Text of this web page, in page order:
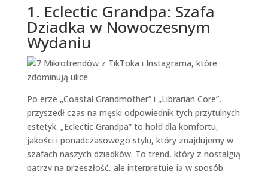
1. Eclectic Grandpa: Szafa
Dziadka w Nowoczesnym
Wydaniu
Po erze „Coastal Grandmother” i „Librarian Core”,
przyszedł czas na męski odpowiednik tych przytulnych
estetyk. „Eclectic Grandpa” to hołd dla komfortu,
jakości i ponadczasowego stylu, który znajdujemy w
szafach naszych dziadków. To trend, który z nostalgią
patrzy na przeszłość, ale interpretuje ją w sposób